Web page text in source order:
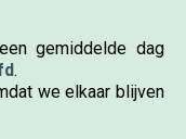
gemiddelde dag
.
we elkaar blijven